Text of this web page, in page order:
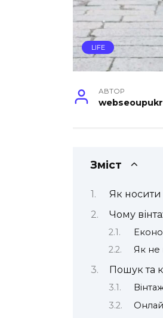
LIFE
АВТОР
Зміст
Як носити
Чому
Як не
Пошук та